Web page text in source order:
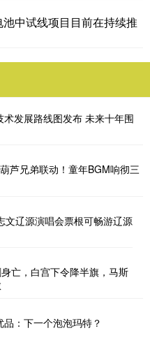
中试线项目目前在持续推
发展路线图发布 未来十年围
芦兄弟联动！童年BGM响彻三
文辽源演唱会票根可畅游辽源
亡，白宫下令降半旗，马斯
：下一个泡泡玛特？